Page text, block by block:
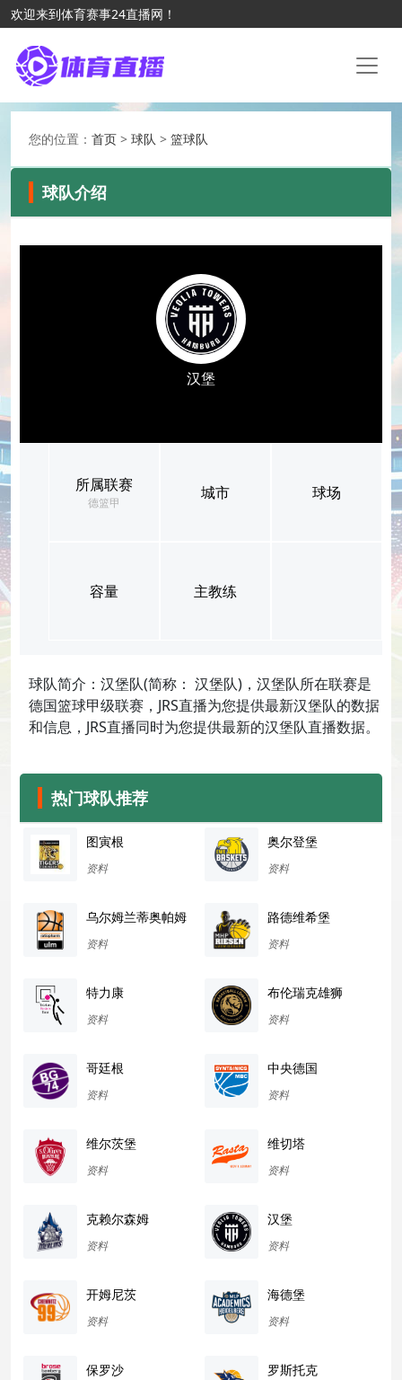
欢迎来到体育赛事24直播网！
您的位置： 首页 > 球队 > 篮球队
球队介绍
汉堡
所属联赛
德篮甲
城市 球场
容量 主教练
球队简介：汉堡队(简称： 汉堡队)，汉堡队所在联赛是
德国篮球甲级联赛，JRS直播为您提供最新汉堡队的数据
和信息，JRS直播同时为您提供最新的汉堡队直播数据。
热门球队推荐
图寅根
资料
奥尔登堡
资料
乌尔姆兰蒂奥帕姆
资料
路德维希堡
资料
特力康
资料
布伦瑞克雄狮
资料
哥廷根
资料
中央德国
资料
维尔茨堡
资料
维切塔
资料
克赖尔森姆
资料
汉堡
资料
开姆尼茨
资料
海德堡
资料
保罗沙 罗斯托克